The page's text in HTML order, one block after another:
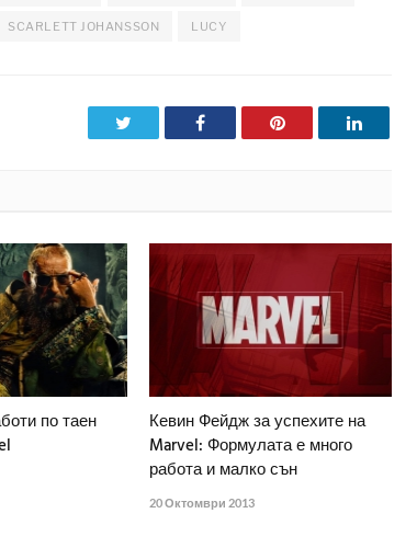
SCARLETT JOHANSSON LUCY
Facebook Pinterest LinkedIn
по таен
Кевин Фейдж за успехите на
Marvel: Формулата е много
работа и малко сън
20 Октомври 2013